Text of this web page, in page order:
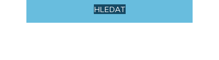
HLEDAT